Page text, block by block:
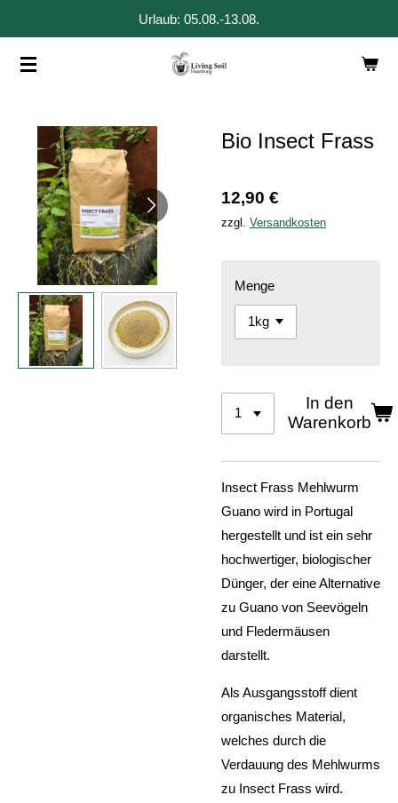
springen
Urlaub: 05.08.-13.08.
Bio Insect Frass
12,90 €
zzgl. Versandkosten
Menge
In den
Warenkorb
Insect Frass Mehlwurm
Guano wird in Portugal
hergestellt und ist ein sehr
hochwertiger, biologischer
Dünger, der eine Alternative
zu Guano von Seevögeln
und Fledermäusen
darstellt.
Als Ausgangsstoff dient
organisches Material,
welches durch die
Verdauung des Mehlwurms
zu Insect Frass wird.